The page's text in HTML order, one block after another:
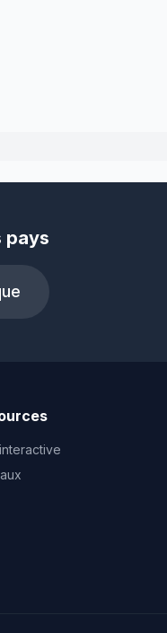
pays